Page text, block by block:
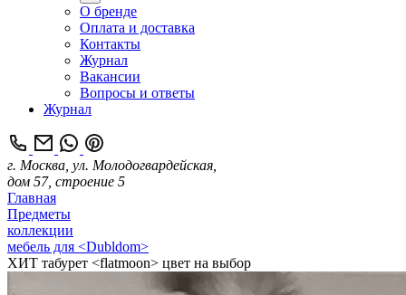
О бренде
Оплата и доставка
Контакты
Журнал
Вакансии
Вопросы и ответы
Журнал
г. Москва, ул. Молодогвардейская,
дом 57, строение 5
Главная
Предметы
коллекции
мебель для <Dubldom>
ХИТ табурет <flatmoon> цвет на выбор